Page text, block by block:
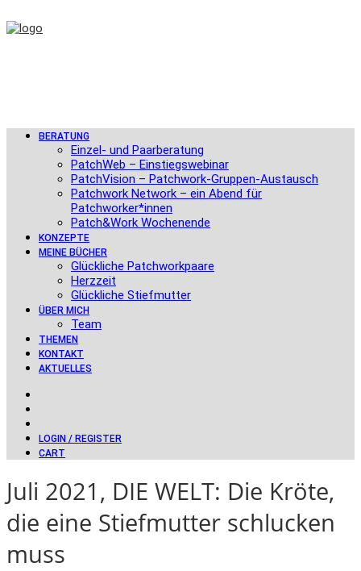
BERATUNG
Einzel- und Paarberatung
PatchWeb – Einstiegswebinar
PatchVision – Patchwork-Gruppen-Austausch
Patchwork Network – ein Abend für
Patchworker*innen
Patch&Work Wochenende
KONZEPTE
MEINE BÜCHER
Glückliche Patchworkpaare
Herzzeit
Glückliche Stiefmutter
ÜBER MICH
Team
THEMEN
KONTAKT
AKTUELLES
LOGIN / REGISTER
CART
Juli 2021, DIE WELT: Die Kröte,
die eine Stiefmutter schlucken
muss